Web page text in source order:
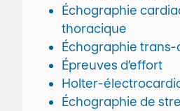
Échographie
thoracique
Échographie
Épreuves d’effort
Holter-
Échographie de